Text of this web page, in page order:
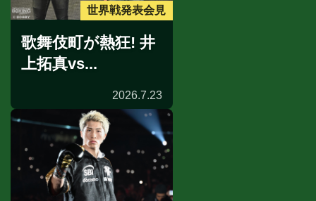
世界戦発表会見
歌舞伎町が熱狂! 井
上拓真vs...
2026.7.23